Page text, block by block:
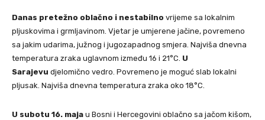
Danas pretežno oblačno i nestabilno vrijeme sa lokalnim
pljuskovima i grmljavinom. Vjetar je umjerene jačine, povremeno
sa jakim udarima, južnog i jugozapadnog smjera. Najviša dnevna
temperatura zraka uglavnom između 16 i 21°C. U
Sarajevu djelomično vedro. Povremeno je moguć slab lokalni
pljusak. Najviša dnevna temperatura zraka oko 18°C.
U subotu 16. maja u Bosni i Hercegovini oblačno sa jačom kišom,